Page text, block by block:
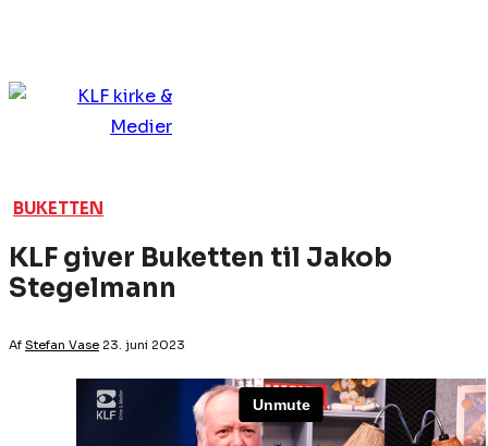
BUKETTEN
KLF giver Buketten til Jakob
Stegelmann
Af Stefan Vase 23. juni 2023